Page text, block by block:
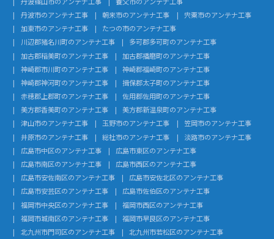
丹波市のアンテナ工事
朝来市のアンテナ工事
宍粟市のアンテナ工事
加東市のアンテナ工事
たつの市のアンテナ工事
川辺郡猪名川町のアンテナ工事
多可郡多可町のアンテナ工事
加古郡稲美町のアンテナ工事
加古郡播磨町のアンテナ工事
神崎郡市川町のアンテナ工事
神崎郡福崎町のアンテナ工事
神崎郡神河町のアンテナ工事
揖保郡太子町のアンテナ工事
赤穂郡上郡町のアンテナ工事
佐用郡佐用町のアンテナ工事
美方郡香美町のアンテナ工事
美方郡新温泉町のアンテナ工事
津山市のアンテナ工事
玉野市のアンテナ工事
笠岡市のアンテナ工事
井原市のアンテナ工事
総社市のアンテナ工事
淡路市のアンテナ工事
広島市中区のアンテナ工事
広島市東区のアンテナ工事
広島市南区のアンテナ工事
広島市西区のアンテナ工事
広島市安佐南区のアンテナ工事
広島市安佐北区のアンテナ工事
広島市安芸区のアンテナ工事
広島市佐伯区のアンテナ工事
福岡市中央区のアンテナ工事
福岡市西区のアンテナ工事
福岡市城南区のアンテナ工事
福岡市早良区のアンテナ工事
北九州市門司区のアンテナ工事
北九州市若松区のアンテナ工事